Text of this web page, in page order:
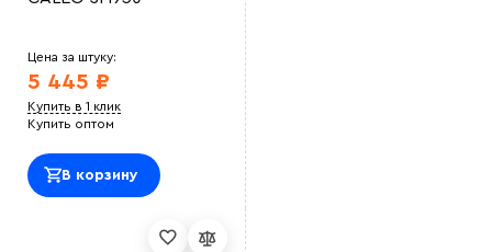
Цена за штуку:
5 445 ₽
Купить в 1 клик
Купить оптом
В корзину